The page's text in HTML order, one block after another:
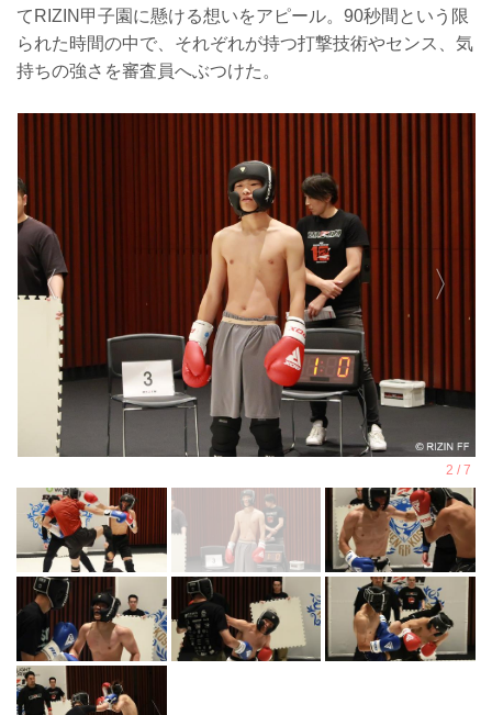
てRIZIN甲子園に懸ける想いをアピール。90秒間という限
られた時間の中で、それぞれが持つ打撃技術やセンス、気
持ちの強さを審査員へぶつけた。